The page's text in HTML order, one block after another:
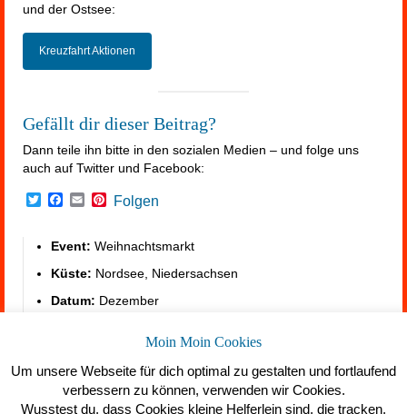
und der Ostsee:
Kreuzfahrt Aktionen
Gefällt dir dieser Beitrag?
Dann teile ihn bitte in den sozialen Medien – und folge uns
auch auf Twitter und Facebook:
TwitterFacebook
EmailPinterest
Folgen
Event: Weihnachtsmarkt
Küste: Nordsee, Niedersachsen
Datum: Dezember
https://summerfeeling.de/gesundheit-am-meer/
Moin Moin Cookies
Um unsere Webseite für dich optimal zu gestalten und fortlaufend
verbessern zu können, verwenden wir Cookies.
Wusstest du, dass Cookies kleine Helferlein sind, die tracken,